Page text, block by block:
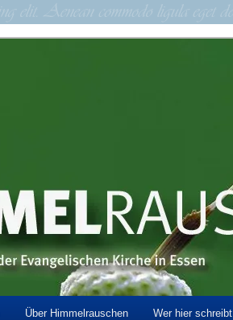
Über Himmelrauschen Wer hier schreibt